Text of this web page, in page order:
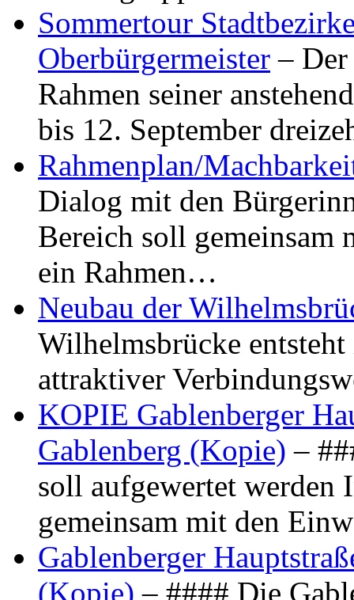
Sommertour
Oberbürgermeister –
Rahmen seiner
bis 12. September
Rahmenplan/
Dialog mit den
Bereich soll gemeinsam
ein Rahmen…
Neubau der
Wilhelmsbrücke
attraktiver
KOPIE Gablenberger
Gablenberg (Kopie) –
soll aufgewertet werden
gemeinsam mit den
Gablenberger
(Kopie) – #### Die